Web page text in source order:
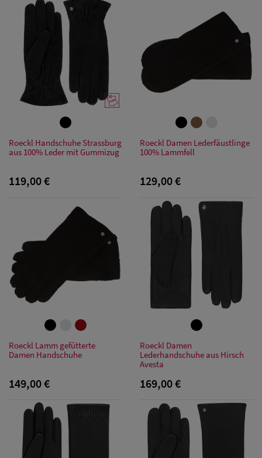
Baseball Cpas
Schutz Caps
Sonnenschilder
& Visoren
Roeckl Handschuhe Strassburg
aus 100% Leder mit Gummizug
119,00 €
Roeckl Damen Lederfäustlinge
100% Lammfell
129,00 €
Roeckl Lamm gefütterte
Damen Handschuhe
149,00 €
Roeckl Damen
Lederhandschuhe aus Hirsch
Avesta
169,00 €